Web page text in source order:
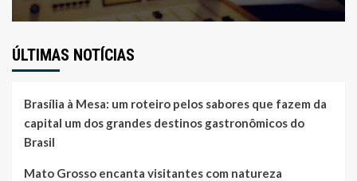
ÚLTIMAS NOTÍCIAS
Brasília à Mesa: um roteiro pelos sabores que fazem da
capital um dos grandes destinos gastronômicos do
Brasil
Mato Grosso encanta visitantes com natureza